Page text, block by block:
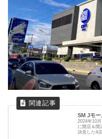
SM Jモー
2024年10
に開店＆開
決意した4